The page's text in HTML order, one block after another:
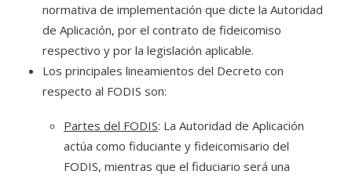
normativa de implementación que dicte la Autoridad
de Aplicación, por el contrato de fideicomiso
respectivo y por la legislación aplicable.
Los principales lineamientos del Decreto con
respecto al FODIS son:
Partes del FODIS: La Autoridad de Aplicación
actúa como fiduciante y fideicomisario del
FODIS, mientras que el fiduciario será una